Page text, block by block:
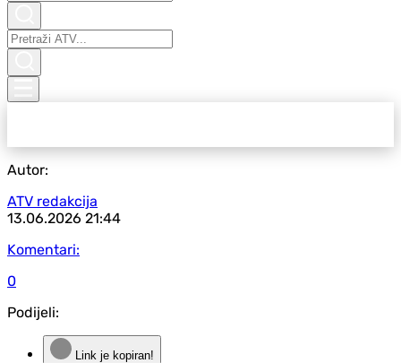
Autor:
ATV redakcija
13.06.2026 21:44
Komentari:
0
Podijeli:
Link je kopiran!